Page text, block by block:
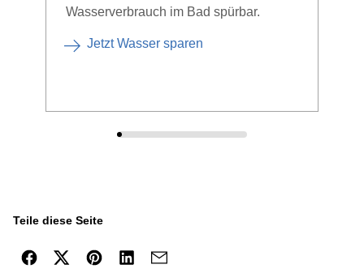
Wasserverbrauch im Bad spürbar.
Jetzt Wasser sparen
Teile diese Seite